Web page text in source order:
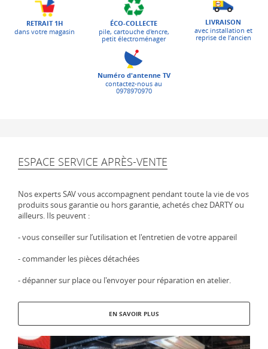
RETRAIT 1H
dans votre magasin
ÉCO-COLLECTE
pile, cartouche d'encre,
petit électroménager
LIVRAISON
avec installation et
reprise de l’ancien
Numéro d'antenne TV
contactez-nous au
0978970970
ESPACE SERVICE APRÈS-VENTE
Nos experts SAV vous accompagnent pendant toute la vie de vos
produits sous garantie ou hors garantie, achetés chez DARTY ou
ailleurs. Ils peuvent :
- vous conseiller sur l’utilisation et l'entretien de votre appareil
- commander les pièces détachées
- dépanner sur place ou l'envoyer pour réparation en atelier.
EN SAVOIR PLUS